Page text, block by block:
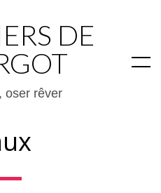
DE
oser rêver